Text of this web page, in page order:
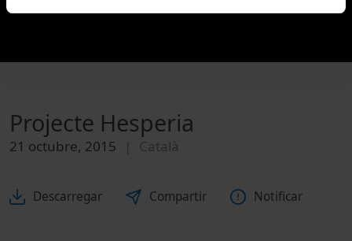
Projecte Hesperia
21 octubre, 2015 Català
Descarregar Compartir Notificar